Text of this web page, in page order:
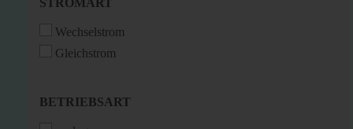
STROMART
Wechselstrom
Gleichstrom
BETRIEBSART
BETRIEBSART